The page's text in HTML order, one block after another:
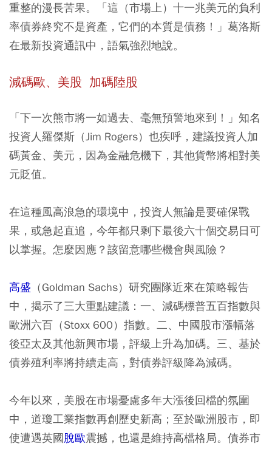
重整的漫長苦果。「這（市場上）十一兆美元的負利
率債券終究不是資產，它們的本質是債務！」葛洛斯
在最新投資通訊中，語氣強烈地說。
減碼歐、美股 加碼陸股
「下一次熊市將一如過去、毫無預警地來到！」知名
投資人羅傑斯（Jim Rogers）也疾呼，建議投資人加
碼黃金、美元，因為金融危機下，其他貨幣將相對美
元貶值。
在這種風高浪急的環境中，投資人無論是要確保戰
果，或急起直追，今年都只剩下最後六十個交易日可
以掌握。怎麼因應？該留意哪些機會與風險？
高盛 （Goldman Sachs）研究團隊近來在策略報告
中，揭示了三大重點建議：一、減碼標普五百指數與
歐洲六百（Stoxx 600）指數。二、中國股市漲幅落
後亞太及其他新興市場，評級上升為加碼。三、基於
債券殖利率將持續走高，對債券評級降為減碼。
今年以來，美股在市場憂慮多年大漲後回檔的氛圍
中，道瓊工業指數再創歷史新高；至於歐洲股市，即
使遭遇英國脫歐震撼，也還是維持高檔格局。債券市